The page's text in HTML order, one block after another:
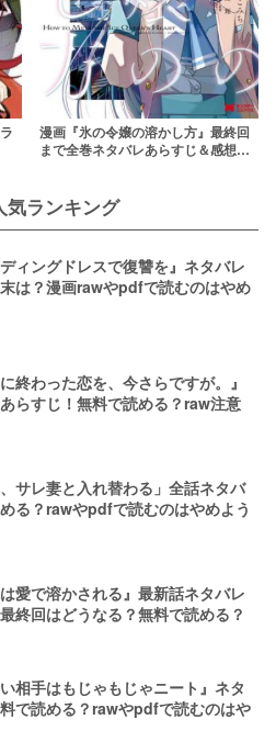
漫画『氷の令嬢の溶かし方』最終回
まで全巻ネタバレあらすじ＆感想！
気ランキング
ディングドレスで復讐を』ネタバレ
は？漫画rawやpdfで読むのはやめ
終わった恋を、今さらですが。』
らすじ！無料で読める？raw注意
サレ妻と入れ替わる」全話ネタバ
る？rawやpdfで読むのはやめよう
は愛で溶かされる』最新話ネタバレ
終回はどうなる？無料で読める？
相手はもじゃもじゃニート』ネタ
で読める？rawやpdfで読むのはや